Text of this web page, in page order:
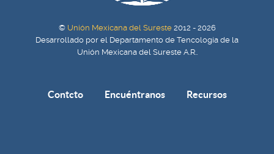
© Unión Mexicana del Sureste 2012 - 2026
Desarrollado por el Departamento de Tencología de la
Unión Mexicana del Sureste A.R..
Contcto Encuéntranos Recursos